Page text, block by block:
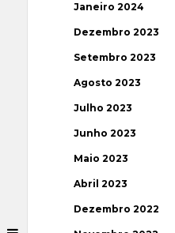
Janeiro 2024
Dezembro 2023
Setembro 2023
Agosto 2023
Julho 2023
Junho 2023
Maio 2023
Abril 2023
Dezembro 2022